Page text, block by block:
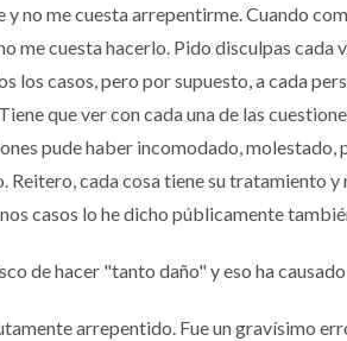
no me cuesta arrepentirme. Cuando
me cuesta hacerlo. Pido disculpas cada
los casos, pero por supuesto, a cada
que ver con cada una de las
pude haber incomodado, molestado,
Reitero, cada cosa tiene su tratamiento
casos lo he dicho públicamente
de hacer "tanto daño" y eso ha
arrepentido. Fue un gravísimo